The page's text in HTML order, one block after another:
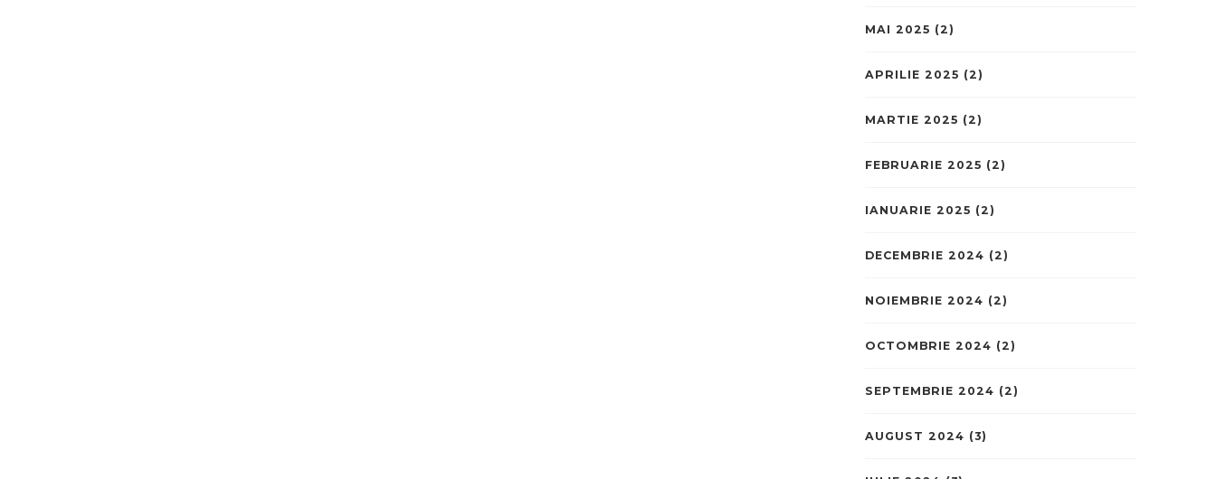
MAI 2025 (2)
APRILIE 2025 (2)
MARTIE 2025 (2)
FEBRUARIE 2025 (2)
IANUARIE 2025 (2)
DECEMBRIE 2024 (2)
NOIEMBRIE 2024 (2)
OCTOMBRIE 2024 (2)
SEPTEMBRIE 2024 (2)
AUGUST 2024 (3)